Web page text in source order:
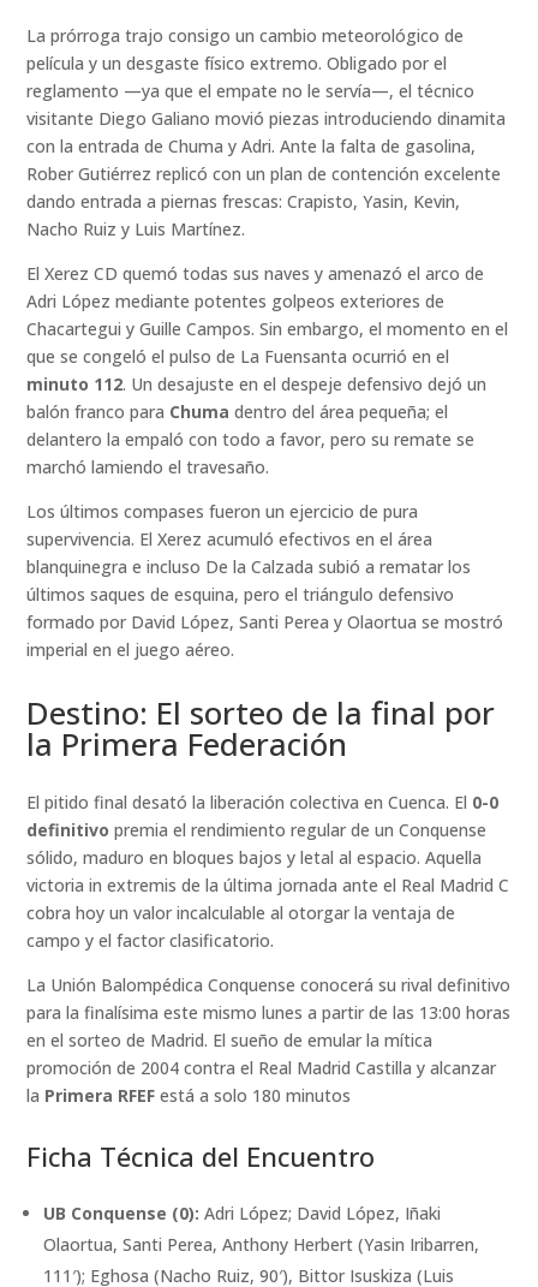
La prórroga trajo consigo un cambio meteorológico de
película y un desgaste físico extremo. Obligado por el
reglamento —ya que el empate no le servía—, el técnico
visitante Diego Galiano movió piezas introduciendo dinamita
con la entrada de Chuma y Adri. Ante la falta de gasolina,
Rober Gutiérrez replicó con un plan de contención excelente
dando entrada a piernas frescas: Crapisto, Yasin, Kevin,
Nacho Ruiz y Luis Martínez.
El Xerez CD quemó todas sus naves y amenazó el arco de
Adri López mediante potentes golpeos exteriores de
Chacartegui y Guille Campos. Sin embargo, el momento en el
que se congeló el pulso de La Fuensanta ocurrió en el
minuto 112. Un desajuste en el despeje defensivo dejó un
balón franco para Chuma dentro del área pequeña; el
delantero la empaló con todo a favor, pero su remate se
marchó lamiendo el travesaño.
Los últimos compases fueron un ejercicio de pura
supervivencia. El Xerez acumuló efectivos en el área
blanquinegra e incluso De la Calzada subió a rematar los
últimos saques de esquina, pero el triángulo defensivo
formado por David López, Santi Perea y Olaortua se mostró
imperial en el juego aéreo.
Destino: El sorteo de la final por
la Primera Federación
El pitido final desató la liberación colectiva en Cuenca. El 0-0
definitivo premia el rendimiento regular de un Conquense
sólido, maduro en bloques bajos y letal al espacio. Aquella
victoria in extremis de la última jornada ante el Real Madrid C
cobra hoy un valor incalculable al otorgar la ventaja de
campo y el factor clasificatorio.
La Unión Balompédica Conquense conocerá su rival definitivo
para la finalísima este mismo lunes a partir de las 13:00 horas
en el sorteo de Madrid. El sueño de emular la mítica
promoción de 2004 contra el Real Madrid Castilla y alcanzar
la Primera RFEF está a solo 180 minutos
Ficha Técnica del Encuentro
UB Conquense (0): Adri López; David López, Iñaki
Olaortua, Santi Perea, Anthony Herbert (Yasin Iribarren,
111′); Eghosa (Nacho Ruiz, 90′), Bittor Isuskiza (Luis